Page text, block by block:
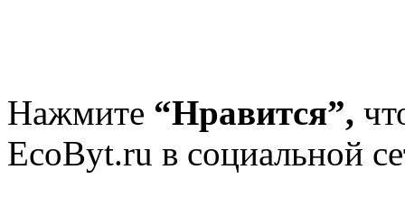
Нажмите “Нравится”,
EcoByt.ru в социальной